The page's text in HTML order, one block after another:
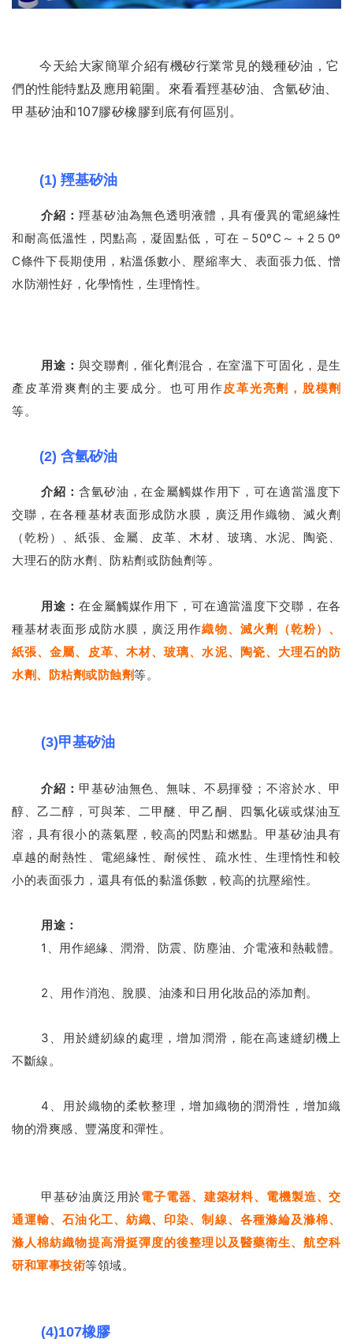
今天給大家簡單介紹有機矽行業常見的幾種矽油，它
們的性能特點及應用範圍。 來看看羥基矽油、含氫矽油、
甲基矽油和107膠矽橡膠到底有何區別。
(1)羥基矽油
介紹：羥基矽油為無色透明液體，具有優異的電絕緣性
和耐高低溫性，閃點高，凝固點低，可在－50ºC～＋2５0º
C條件下長期使用，粘溫係數小、壓縮率大、表面張力低、憎
水防潮性好，化學惰性，生理惰性。
用途：與交聯劑，催化劑混合，在室溫下可固化，是生
產皮革滑爽劑的主要成分。也可用作皮革光亮劑，脫模劑
等。
(2)含氫矽油
介紹：含氫矽油，在金屬觸媒作用下，可在適當溫度下
交聯，在各種基材表面形成防水膜，廣泛用作織物、滅火劑
（乾粉）、紙張、金屬、皮革、木材、玻璃、水泥、陶瓷、
大理石的防水劑、防粘劑或防蝕劑等。
用途：在金屬觸媒作用下，可在適當溫度下交聯，在各
種基材表面形成防水膜，廣泛用作織物、滅火劑（乾粉）、
紙張、金屬、皮革、木材、玻璃、水泥、陶瓷、大理石的防
水劑、防粘劑或防蝕劑等。
(3)甲基矽油
介紹： 甲基矽油無色、無味、不易揮發；不溶於水、甲
醇、乙二醇，可與苯、二甲醚、甲乙酮、四氯化碳或煤油互
溶，具有很小的蒸氣壓，較高的閃點和燃點。 甲基矽油具有
卓越的耐熱性、電絕緣性、耐候性、疏水性、生理惰性和較
小的表面張力，還具有低的黏溫係數，較高的抗壓縮性。
用途：
1、用作絕緣、潤滑、防震、防塵油、介電液和熱載體。
2、用作消泡、脫膜、油漆和日用化妝品的添加劑。
3、用於縫紉線的處理，增加潤滑，能在高速縫紉機上
不斷線。
4、用於織物的柔軟整理，增加織物的潤滑性，增加織
物的滑爽感、豐滿度和彈性。
甲基矽油廣泛用於電子電器、建築材料、電機製造、交
通運輸、石油化工、紡織、印染、制線、各種滌綸及滌棉、
滌人棉紡織物提高滑挺彈度的後整理以及醫藥衛生、航空科
研和軍事技術等領域。
(4)107橡膠